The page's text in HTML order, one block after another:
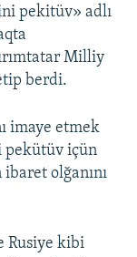
pekitüv» adlı
Milliy
berdi.
imaye etmek
pekütüv içün
olğanını
Rusiye kibi